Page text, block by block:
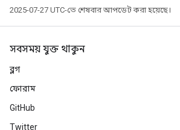
2025-07-27 UTC-তে শেষবার আপডেট করা হয়েছে।
সবসময় যুক্ত থাকুন
ব্লগ
ফোরাম
GitHub
Twitter